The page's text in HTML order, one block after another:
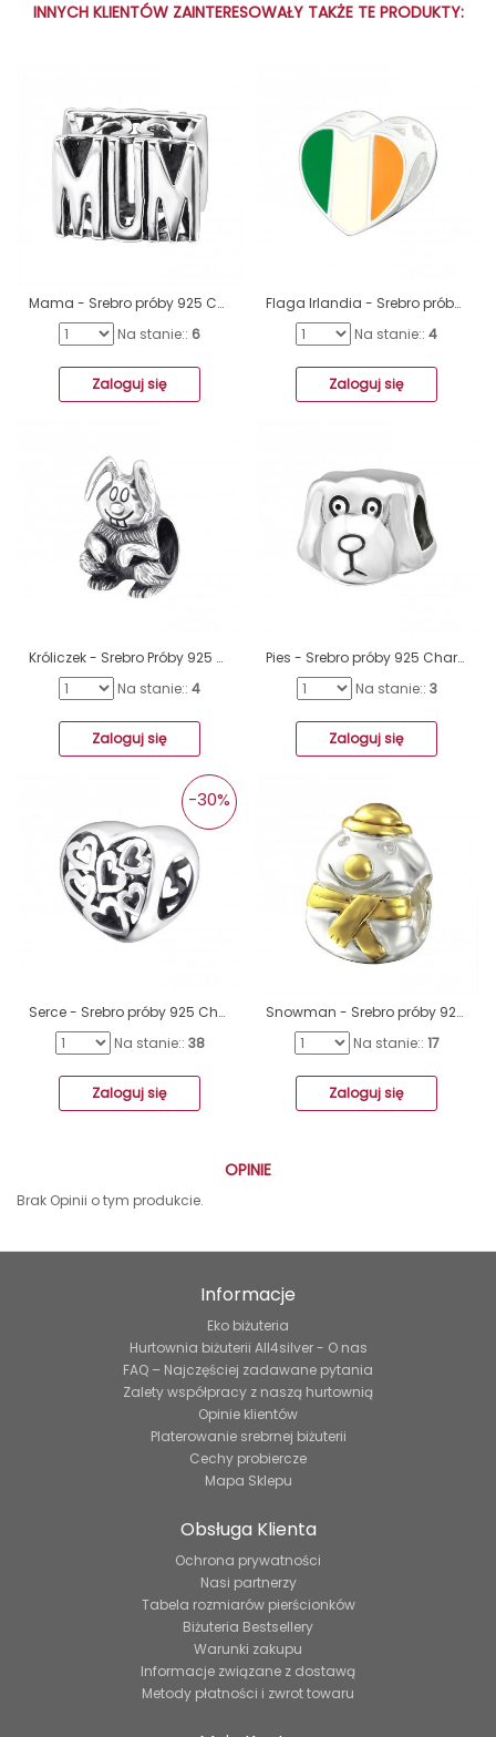
INNYCH KLIENTÓW ZAINTERESOWAŁY TAKŻE TE PRODUKTY:
Mama - Srebro próby 925 Charmsy bez kamieni A4S12759
Na stanie:: 6
Zaloguj się
Flaga Irlandia - Srebro próby 925 Charmsy bez kamieni A4S22910
Na stanie:: 4
Zaloguj się
Króliczek - Srebro Próby 925 Charmsy Bez Kamieni A4S10225
Na stanie:: 4
Zaloguj się
Pies - Srebro próby 925 Charmsy bez kamieni A4S2876
Na stanie:: 3
Zaloguj się
Serce - Srebro próby 925 Charmsy bez kamieni A4S5742
-30%
Na stanie:: 38
Zaloguj się
Snowman - Srebro próby 925 Charmsy bez kamieni A4S14117
Na stanie:: 17
Zaloguj się
OPINIE
Brak Opinii o tym produkcie.
Informacje
Eko biżuteria
Hurtownia biżuterii All4silver - O nas
FAQ – Najczęściej zadawane pytania
Zalety współpracy z naszą hurtownią
Opinie klientów
Platerowanie srebrnej biżuterii
Cechy probiercze
Mapa Sklepu
Obsługa Klienta
Ochrona prywatności
Nasi partnerzy
Tabela rozmiarów pierścionków
Biżuteria Bestsellery
Warunki zakupu
Informacje związane z dostawą
Metody płatności i zwrot towaru